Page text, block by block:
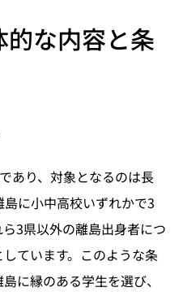
な内容と条
あり、対象となるのは長
に小中高校いずれかで3
3県以外の離島出身者につ
ています。このような条
に縁のある学生を選び、